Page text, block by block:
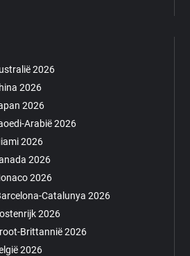
2026
2026
2026
Arabië 2026
2026
2026
2026
Catalunya 2026
2026
Brittannië 2026
2026